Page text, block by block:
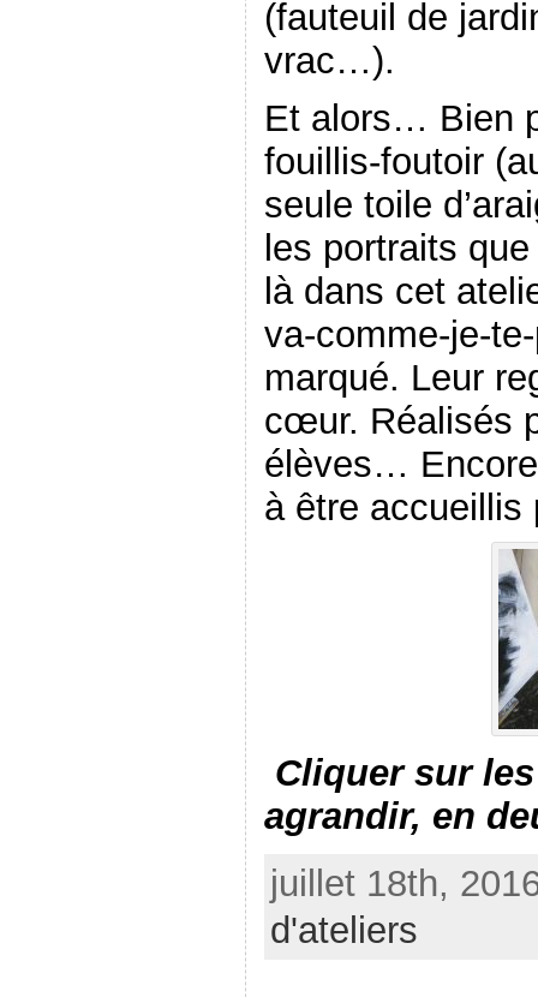
(fauteuil de
vrac…).
Et alors… Bien
fouillis-foutoir
seule toile
les portraits
là dans cet
va-comme-je-
marqué. Leur
cœur. Réalisés
élèves…
à être accueillis
Cliquer sur
agrandir, en
juillet 18th,
d'ateliers